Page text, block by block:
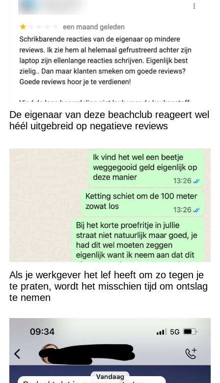
De eigenaar van deze beachclub reageert wel
héél uitgebreid op negatieve reviews
Als je werkgever het lef heeft om zo tegen je
te praten, wordt het misschien tijd om ontslag
te nemen